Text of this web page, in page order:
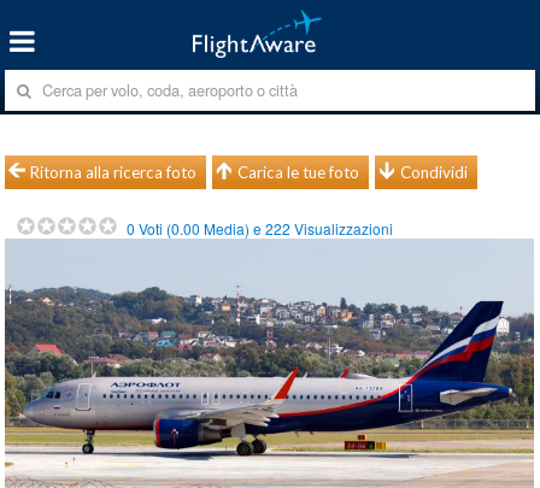
Ritorna alla ricerca foto Carica le tue foto Condividi
0 Voti (0.00 Media) e222 Visualizzazioni